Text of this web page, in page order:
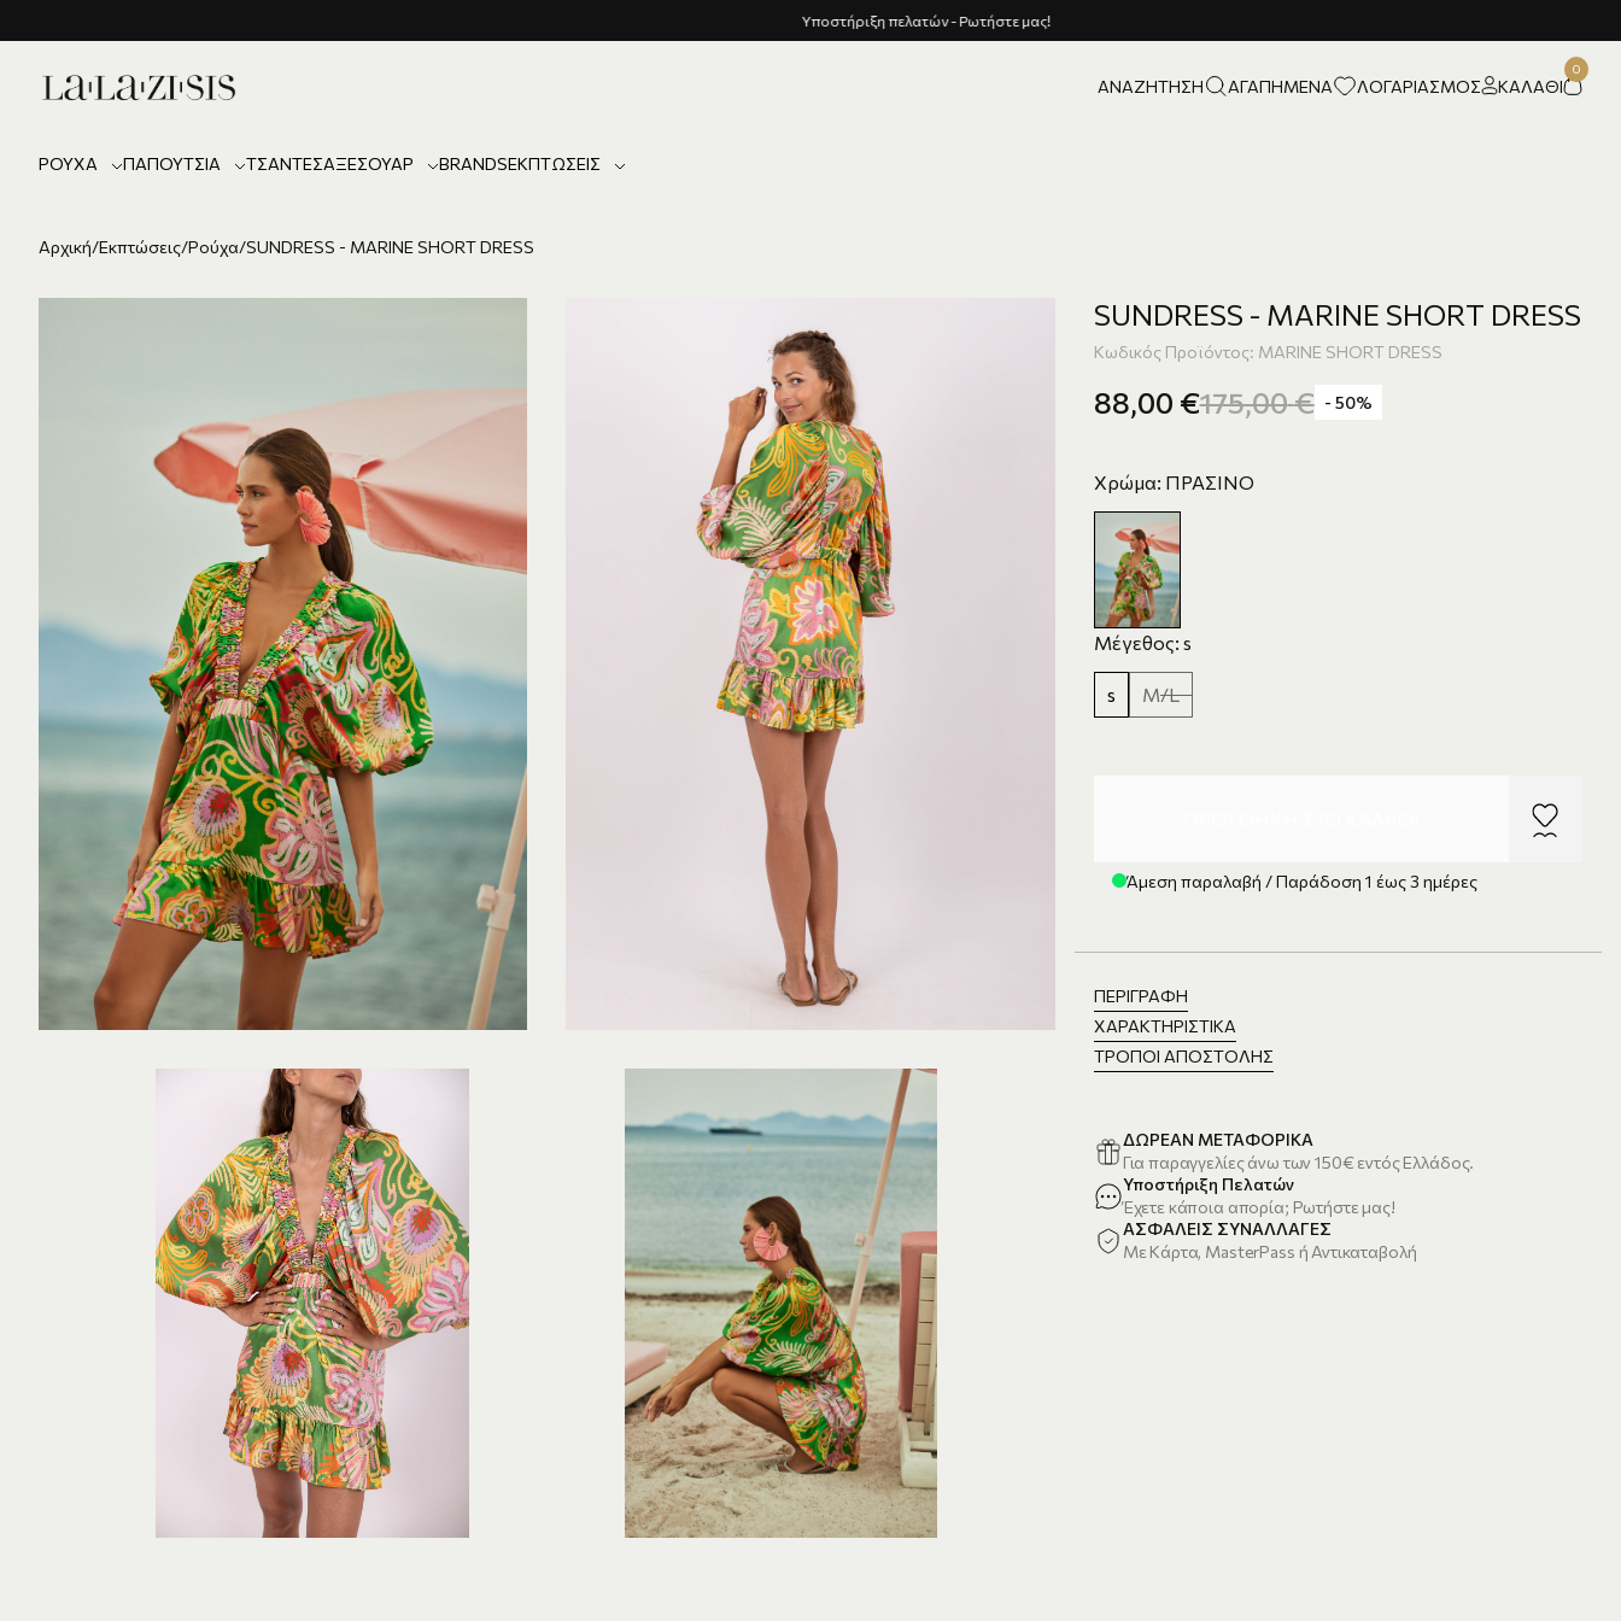
Υποστήριξη πελατών - Ρωτήστε μας!
ΡΟΎΧΑ ΠΑΠΟΎΤΣΙΑ ΤΣΆΝΤΕΣΑΞΕΣΟΥΆΡ BRANDSΕΚΠΤΏΣΕΙΣ
ΑΝΑΖΉΤΗΣΗ ΑΓΑΠΗΜΈΝΑ ΛΟΓΑΡΙΑΣΜΌΣ ΚΑΛΆΘΙ
Αρχική/Εκπτώσεις/Ρούχα/SUNDRESS - MARINE SHORT DRESS
SUNDRESS - MARINE SHORT DRESS
Κωδικός Προϊόντος: MARINE SHORT DRESS
175,00€
88,00 € - 50%
Χρώμα: ΠΡΑΣΙΝΟ
Μέγεθος: s
s M/L
Άμεση παραλαβή / Παράδοση 1 έως 3 ημέρες
ΠΕΡΙΓΡΑΦΉ
ΧΑΡΑΚΤΗΡΙΣΤΙΚΆ
ΤΡΌΠΟΙ ΑΠΟΣΤΟΛΉΣ
ΔΩΡΕΑΝ ΜΕΤΑΦΟΡΙΚΑ
Για παραγγελίες άνω των 150€ εντός Ελλάδος.
Υποστήριξη Πελατών
Έχετε κάποια απορία; Ρωτήστε μας!
ΑΣΦΑΛΕΙΣ ΣΥΝΑΛΛΑΓΕΣ
Με Κάρτα, MasterPass ή Αντικαταβολή